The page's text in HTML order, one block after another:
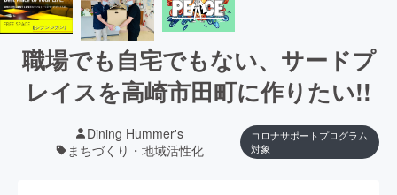
職場でも自宅でもない、サードプ
レイスを高崎市田町に作りたい!!
Dining Hummer's
まちづくり・地域活性化
コロナサポートプログラム
対象